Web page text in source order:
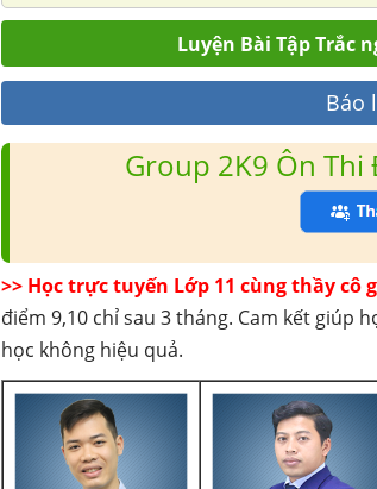
Luyện Bài Tập Trắc
Báo
Group 2K9 Ôn Thi
>> Học trực tuyến Lớp 11 cùng thầy cô
điểm 9,10 chỉ sau 3 tháng. Cam kết giúp
học không hiệu quả.